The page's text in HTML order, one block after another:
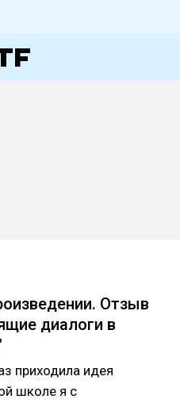
Отзыв
диалоги в
приходила идея
школе я с